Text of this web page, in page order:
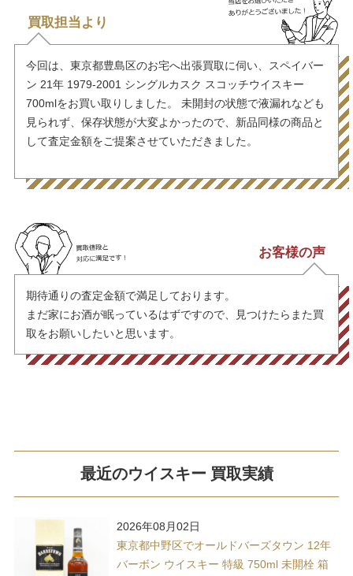
買取担当より
今回は、東京都豊島区のお宅へ出張買取に伺い、スペイバー
ン 21年 1979-2001 シングルカスク スコッチウイスキー
700mlをお買い取りしました。 未開封の状態で液漏れなども
見られず、保存状態が大変よかったので、新品同様の商品と
して査定金額をご提案させていただきました。
お客様の声
期待通りの査定金額で満足しております。
まだ家にお酒が眠っているはずですので、見つけたらまた買
取をお願いしたいと思います。
最近のウイスキー 買取実績
2026年08月02日
東京都中野区でオールドバーズタウン 12年
バーボン ウイスキー 特級 750ml 未開栓 箱